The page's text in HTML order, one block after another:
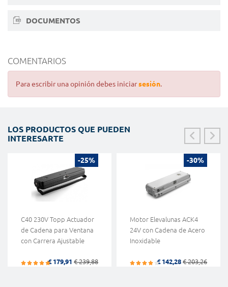
DOCUMENTOS
COMENTARIOS
Para escribir una opinión debes iniciarsesión.
LOS PRODUCTOS QUE PUEDEN
INTERESARTE
-25%
C40 230V Topp Actuador
de Cadena para Ventana
con Carrera Ajustable
€ 179,91 € 239,88
-30%
Motor Elevalunas ACK4
24V con Cadena de Acero
Inoxidable
€ 142,28 € 203,26